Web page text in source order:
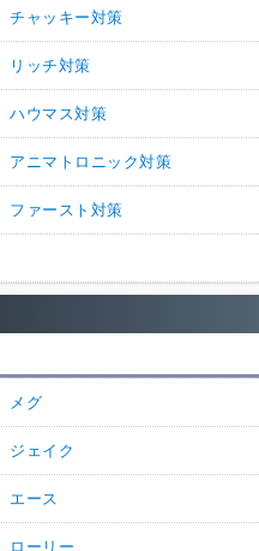
チャッキー対策
リッチ対策
ハウマス対策
アニマトロニック対策
ファースト対策
メグ
ジェイク
エース
ローリー